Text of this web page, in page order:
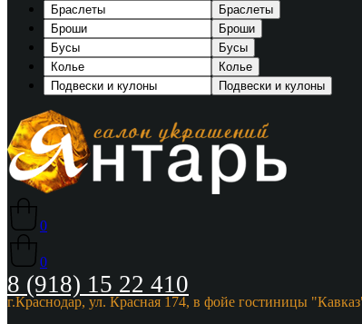
Браслеты
Броши
Бусы
Колье
Подвески и кулоны
0
0
8 (918) 15 22 410
г.Краснодар, ул. Красная 174, в фойе гостиницы